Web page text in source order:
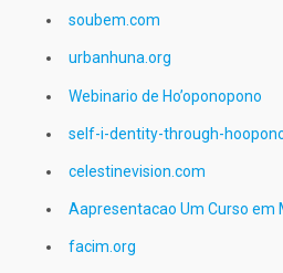
soubem.com
urbanhuna.org
Webinario de Ho’oponopono
self-i-dentity-through-
celestinevision.com
Aapresentacao Um Curso em
facim.org